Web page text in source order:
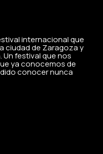
internacional que
ciudad de Zaragoza y
Un festival que nos
ya conocemos de
conocer nunca